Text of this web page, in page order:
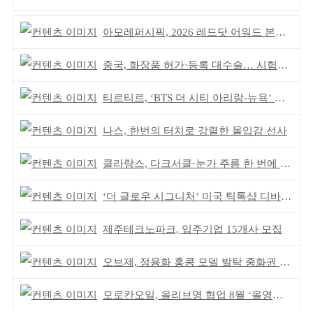
아모레퍼시픽, 2026 레드닷 어워드 본상 2개 수상
중국, 화장품 허가·등록 대수술… 시험자료 공용 허용
티르티르, ‘BTS 더 시티 아리랑-뉴욕’ 참여
나스, 한번의 터치로 강렬한 몰입감 선사
클라랑스, 다크서클·눈가 주름 한 번에 더블 케어
‘더 글로우 시그니처’ 미국 틱톡샵 디바이스 부문 1위
제주테크노파크, 입주기업 15개사 모집
오브제, 정용화 홍콩 모델 발탁 중화권 공략 강화
모로칸오일, 올리브영 협업 8월 ‘올영픽’ 선정